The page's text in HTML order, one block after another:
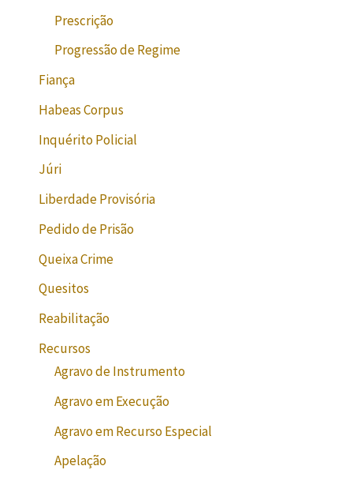
Prescrição
Progressão de Regime
Fiança
Habeas Corpus
Inquérito Policial
Júri
Liberdade Provisória
Pedido de Prisão
Queixa Crime
Quesitos
Reabilitação
Recursos
Agravo de Instrumento
Agravo em Execução
Agravo em Recurso Especial
Apelação